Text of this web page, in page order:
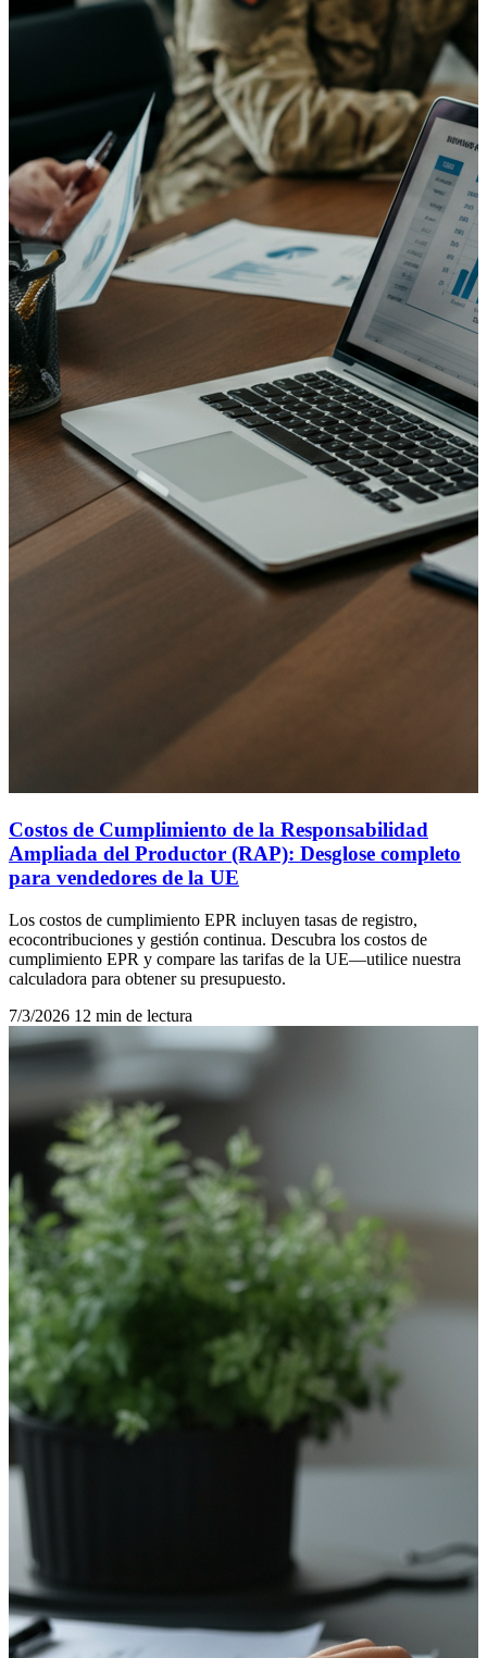
Costos de Cumplimiento de la Responsabilidad
Ampliada del Productor (RAP): Desglose completo
para vendedores de la UE
Los costos de cumplimiento EPR incluyen tasas de registro,
ecocontribuciones y gestión continua. Descubra los costos de
cumplimiento EPR y compare las tarifas de la UE—utilice nuestra
calculadora para obtener su presupuesto.
7/3/2026 12 min de lectura